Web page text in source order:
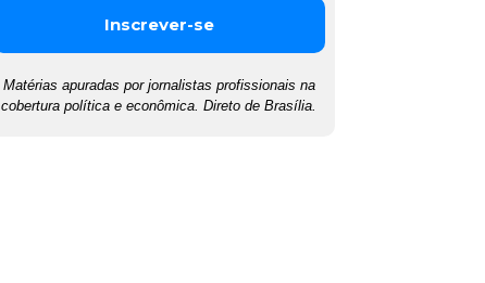
Matérias apuradas por jornalistas profissionais na
cobertura política e econômica. Direto de Brasília.